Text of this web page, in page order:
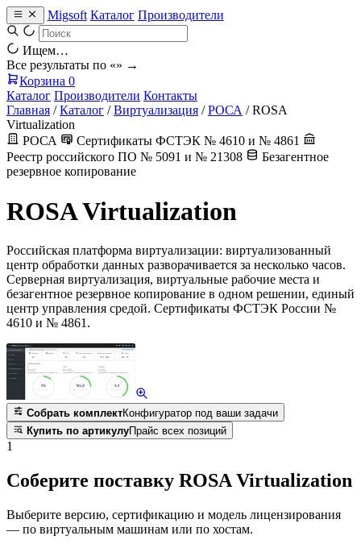
Migsoft Каталог Производители
Ищем…
Все результаты по «» →
Корзина 0
Каталог Производители Контакты
Главная / Каталог / Виртуализация / РОСА / ROSA
Virtualization
РОСА
Сертификаты ФСТЭК № 4610 и № 4861
Реестр российского ПО № 5091 и № 21308
Безагентное
резервное копирование
ROSA Virtualization
Российская платформа виртуализации: виртуализованный
центр обработки данных разворачивается за несколько часов.
Серверная виртуализация, виртуальные рабочие места и
безагентное резервное копирование в одном решении, единый
центр управления средой. Сертификаты ФСТЭК России №
4610 и № 4861.
Собрать комплектКонфигуратор под ваши задачи
Купить по артикулуПрайс всех позиций
1
Соберите поставку ROSA Virtualization
Выберите версию, сертификацию и модель лицензирования
— по виртуальным машинам или по хостам.